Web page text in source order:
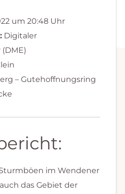
um 20:48 Uhr
Digitaler
– Gutehoffnungsring
im Wendener
das Gebiet der